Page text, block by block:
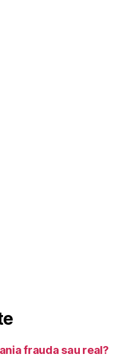
frauda sau real?